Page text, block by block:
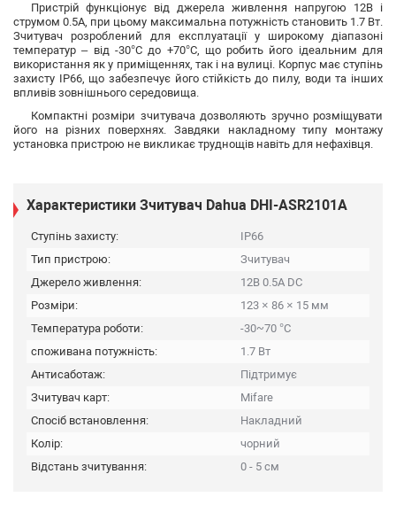
Пристрій функціонує від джерела живлення напругою 12В і
струмом 0.5A, при цьому максимальна потужність становить 1.7 Вт.
Зчитувач розроблений для експлуатації у широкому діапазоні
температур – від -30°C до +70°C, що робить його ідеальним для
використання як у приміщеннях, так і на вулиці. Корпус має ступінь
захисту IP66, що забезпечує його стійкість до пилу, води та інших
впливів зовнішнього середовища.
Компактні розміри зчитувача дозволяють зручно розміщувати
його на різних поверхнях. Завдяки накладному типу монтажу
установка пристрою не викликає труднощів навіть для нефахівця.
Характеристики Зчитувач Dahua DHI-ASR2101A
Ступінь захисту:
IP66
Тип пристрою:
Зчитувач
Джерело живлення:
12В 0.5A DC
Розміри:
123 × 86 × 15 мм
Температура роботи:
-30~70 °C
споживана потужність:
1.7 Вт
Антисаботаж:
Підтримує
Зчитувач карт:
Mifare
Спосіб встановлення:
Накладний
Колір:
чорний
Відстань зчитування:
0 - 5 см